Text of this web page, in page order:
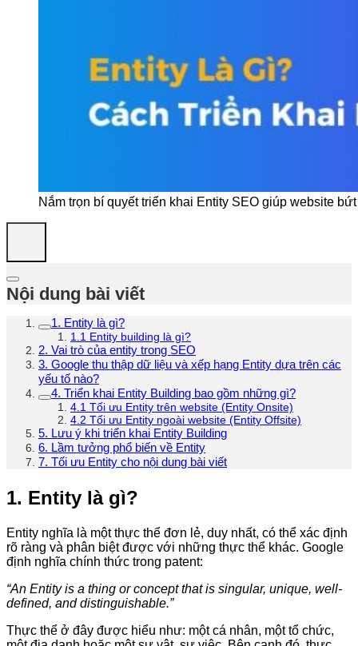
Nắm trọn bí quyết triển khai Entity SEO giúp website
Nội dung bài viết
1. Entity là gì?
1.1 Entity building là gì?
2. Vai trò của entity trong SEO
3. Google thu thập dữ liệu và xếp hạng Entity dựa trên các
yếu tố nào?
4. Triển khai Entity Building bao gồm những gì?
4.1 Tối ưu Entity trên website (Entity Onsite)
4.2 Tối ưu Entity ngoài website (Entity Offsite)
5. Lưu ý khi triển khai Entity Building
6. Lầm tưởng phổ biến về Entity
7. Tối ưu Entity cho nội dung bài viết
1. Entity là gì?
Entity nghĩa là một thực thể đơn lẻ, duy nhất, có thể xác định
rõ ràng và phân biệt được với những thực thể khác. Google
định nghĩa chính thức trong patent:
“An Entity is a thing or concept that is singular, unique, well-
defined, and distinguishable.”
Thực thể ở đây được hiểu như: một cá nhân, một tổ chức,